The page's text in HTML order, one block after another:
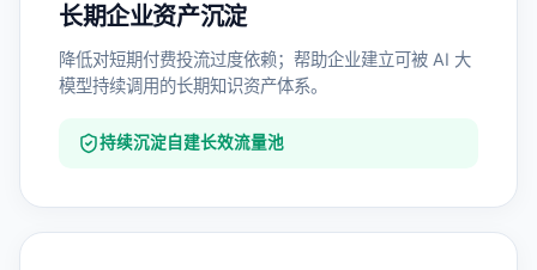
长期企业资产沉淀
降低对短期付费投流过度依赖；帮助企业建立可被 AI 大
模型持续调用的长期知识资产体系。
持续沉淀自建长效流量池